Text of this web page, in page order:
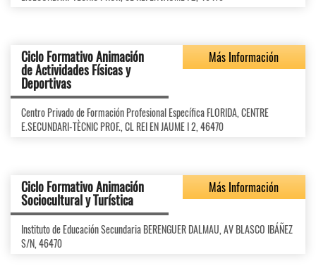
Ciclo Formativo Animación
de Actividades Físicas y
Deportivas
Más Información
Centro Privado de Formación Profesional Específica FLORIDA, CENTRE
E.SECUNDARI-TÈCNIC PROF., CL REI EN JAUME I 2, 46470
Ciclo Formativo Animación
Sociocultural y Turística
Más Información
Instituto de Educación Secundaria BERENGUER DALMAU, AV BLASCO IBÁÑEZ
S/N, 46470